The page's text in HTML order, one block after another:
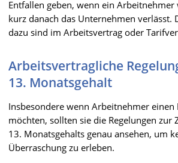
Entfallen geben, wenn ein Arbeitnehmer
kurz danach das Unternehmen verlässt.
dazu sind im Arbeitsvertrag oder
Arbeitsvertragliche
13. Monatsgehalt
Insbesondere wenn Arbeitnehmer einen
möchten, sollten sie die Regelungen zur
13. Monatsgehalts genau ansehen, um
Überraschung zu erleben.